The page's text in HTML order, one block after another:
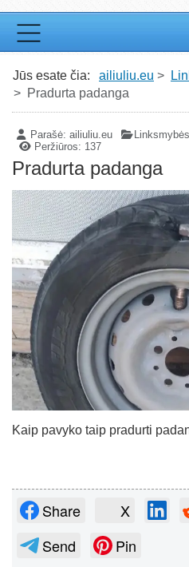
Jūs esate čia: ailiuliu.eu
Pradurta padanga
Parašė:ailiuliu.eu Linksmybės
Peržiūros: 137
Pradurta padanga
Kaip pavyko taip pradurti
Share
X
Send
Pin